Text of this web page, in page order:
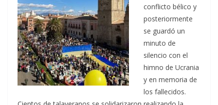
conflicto bélico y
posteriormente
se guardó un
minuto de
silencio con el
himno de Ucrania
y en memoria de
los fallecidos.